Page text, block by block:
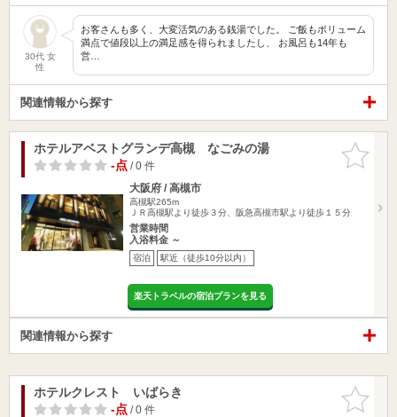
30代 女
性
お客さんも多く、大変活気のある銭湯でした。 ご飯もボリューム
満点で値段以上の満足感を得られましたし、 お風呂も14年も
営…
関連情報から探す
お気に入
りに追加
ホテルアベストグランデ高槻 なごみの湯
-点/ 0 件
大阪府 / 高槻市
高槻駅265m
ＪＲ高槻駅より徒歩３分、阪急高槻市駅より徒歩１５分
営業時間
入浴料金 ～
宿泊 駅近（徒歩10分以内）
楽天トラベルの宿泊プランを見る
関連情報から探す
お気に入
りに追加
ホテルクレスト いばらき
-点/ 0 件